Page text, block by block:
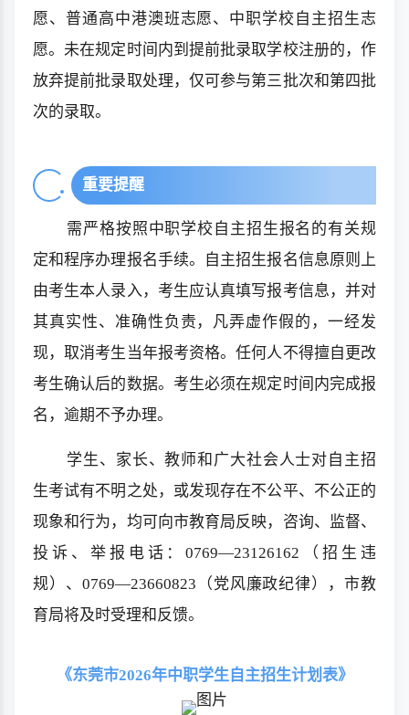
愿、普通高中港澳班志愿、中职学校自主招生志
愿。未在规定时间内到提前批录取学校注册的，作
放弃提前批录取处理，仅可参与第三批次和第四批
次的录取。
重要提醒
需严格按照中职学校自主招生报名的有关规
定和程序办理报名手续。自主招生报名信息原则上
由考生本人录入，考生应认真填写报考信息，并对
其真实性、准确性负责，凡弄虚作假的，一经发
现，取消考生当年报考资格。任何人不得擅自更改
考生确认后的数据。考生必须在规定时间内完成报
名，逾期不予办理。
学生、家长、教师和广大社会人士对自主招
生考试有不明之处，或发现存在不公平、不公正的
现象和行为，均可向市教育局反映，咨询、监督、
投诉、举报电话：0769—23126162（招生违
规）、0769—23660823（党风廉政纪律），市教
育局将及时受理和反馈。
《东莞市2026年中职学生自主招生计划表》